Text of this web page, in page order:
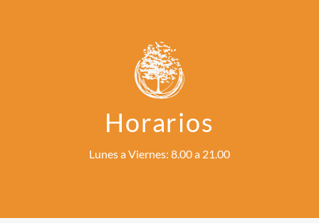
Horarios
Lunes a Viernes: 8.00 a 21.00